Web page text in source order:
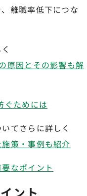
離職率低下につな
原因とその影響も解
ぐためには
てさらに詳しく
策・事例も紹介
なポイント
ント